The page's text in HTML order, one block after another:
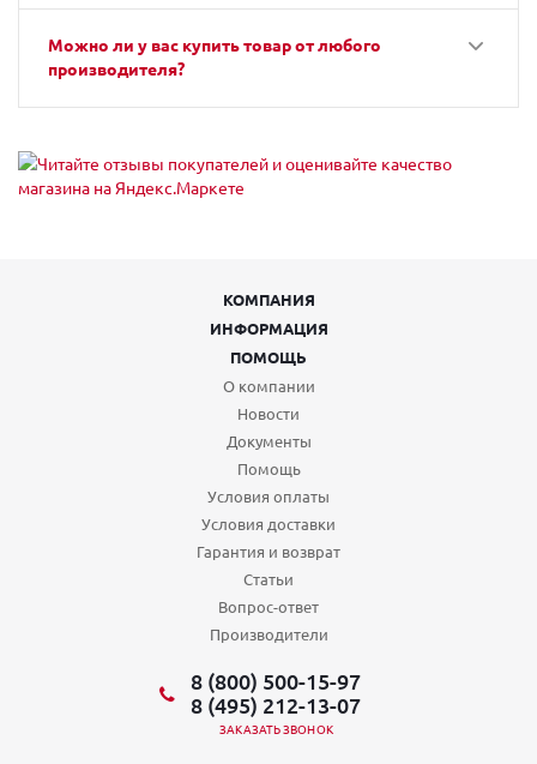
Можно ли у вас купить товар от любого
производителя?
КОМПАНИЯ
ИНФОРМАЦИЯ
ПОМОЩЬ
О компании
Новости
Документы
Помощь
Условия оплаты
Условия доставки
Гарантия и возврат
Статьи
Вопрос-ответ
Производители
8 (800) 500-15-97
8 (495) 212-13-07
ЗАКАЗАТЬ ЗВОНОК